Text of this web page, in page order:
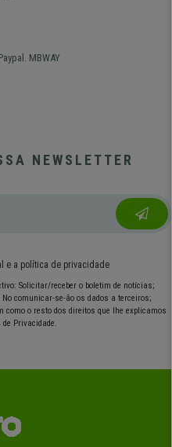
MBWAY
NEWSLETTER
e a política de privacidade
Solicitar/receber o boletim de notícias;
comunicar-se-ão os dados a terceiros;
o resto dos direitos que lhe explicamos
Privacidade.